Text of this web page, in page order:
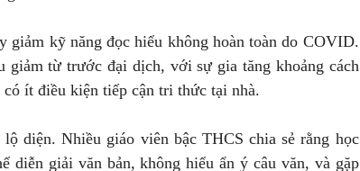
giảm kỹ năng đọc hiểu không hoàn toàn do COVID.
giảm từ trước đại dịch, với sự gia tăng khoảng cách
ít điều kiện tiếp cận tri thức tại nhà.
diện. Nhiều giáo viên bậc THCS chia sẻ rằng học
diễn giải văn bản, không hiểu ẩn ý câu văn, và gặp